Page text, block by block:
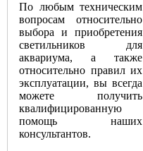
По любым техническим
вопросам относительно
выбора и приобретения
светильников для
аквариума, а также
относительно правил их
эксплуатации, вы всегда
можете получить
квалифицированную
помощь наших
консультантов.